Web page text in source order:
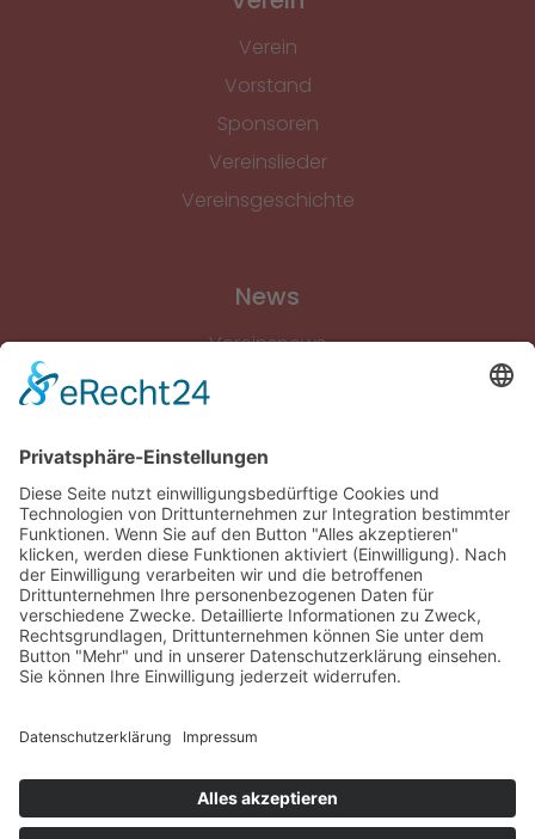
Verein
Vorstand
Sponsoren
Vereinslieder
Vereinsgeschichte
News
Vereinsnews
Gymnastik & Aerobic
Tischtennis
Footvolley
Sonstiges
Download-Bereich
Datenschutz